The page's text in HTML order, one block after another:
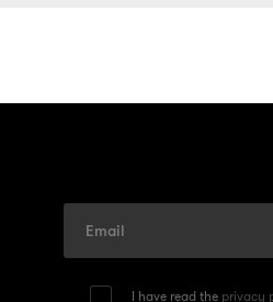
I have read the privacy